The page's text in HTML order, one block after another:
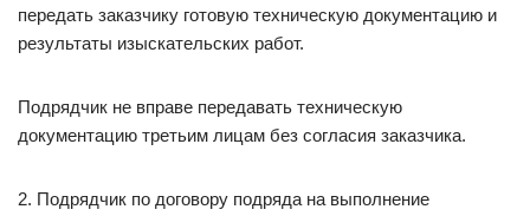
передать заказчику готовую техническую документацию и
результаты изыскательских работ.
Подрядчик не вправе передавать техническую
документацию третьим лицам без согласия заказчика.
2. Подрядчик по договору подряда на выполнение